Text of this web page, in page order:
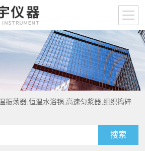
振荡器,恒温水浴锅,高速匀浆器,组织捣碎